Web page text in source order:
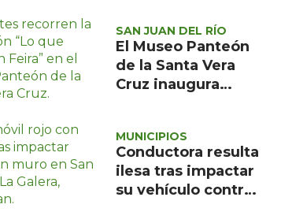
descartó riesgos
SAN JUAN DEL RÍO
El Museo Panteón
de la Santa Vera
Cruz inaugura
de la Feira
MUNICIPIOS
Conductora resulta
ilesa tras impactar
su vehículo contra